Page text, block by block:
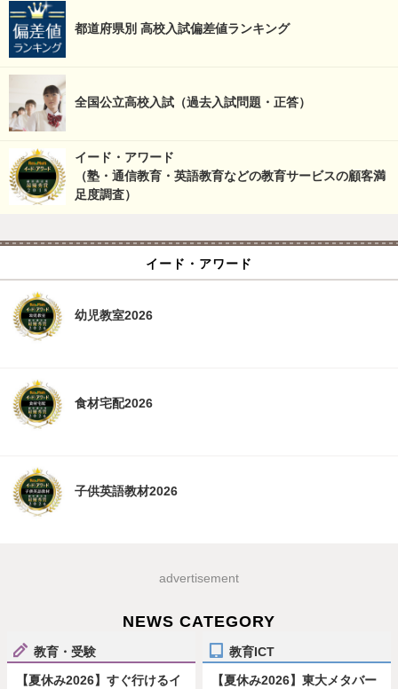
都道府県別 高校入試偏差値ランキング
全国公立高校入試（過去入試問題・正答）
イード・アワード
（塾・通信教育・英語教育などの教育サービスの顧客満
足度調査）
イード・アワード
幼児教室2026
食材宅配2026
子供英語教材2026
advertisement
NEWS CATEGORY
教育・受験
【夏休み2026】すぐ行けるイ
教育ICT
【夏休み2026】東大メタバー